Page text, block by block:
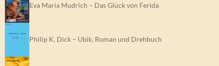
Eva Maria Mudrich – Das Glück von Ferida
Philip K. Dick – Ubik. Roman und Drehbuch